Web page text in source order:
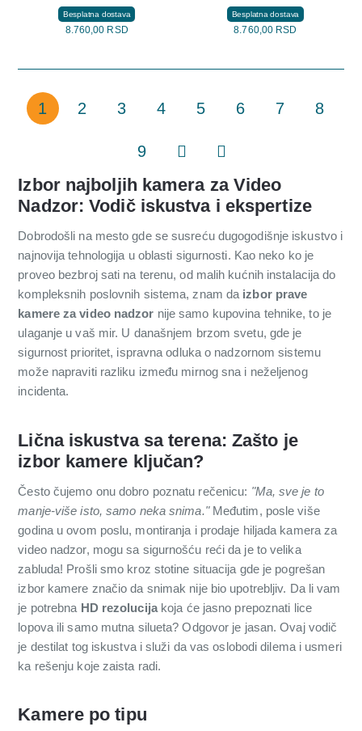
Besplatna dostava
8.760,00 RSD
Besplatna dostava
8.760,00 RSD
1 2 3 4 5 6 7 8
9
Izbor najboljih kamera za Video
Nadzor: Vodič iskustva i ekspertize
Dobrodošli na mesto gde se susreću dugogodišnje iskustvo i
najnovija tehnologija u oblasti sigurnosti. Kao neko ko je
proveo bezbroj sati na terenu, od malih kućnih instalacija do
kompleksnih poslovnih sistema, znam da izbor prave
kamere za video nadzor nije samo kupovina tehnike, to je
ulaganje u vaš mir. U današnjem brzom svetu, gde je
sigurnost prioritet, ispravna odluka o nadzornom sistemu
može napraviti razliku između mirnog sna i neželjenog
incidenta.
Lična iskustva sa terena: Zašto je
izbor kamere ključan?
Često čujemo onu dobro poznatu rečenicu: "Ma, sve je to
manje-više isto, samo neka snima."Međutim, posle više
godina u ovom poslu, montiranja i prodaje hiljada kamera za
video nadzor, mogu sa sigurnošću reći da je to velika
zabluda! Prošli smo kroz stotine situacija gde je pogrešan
izbor kamere značio da snimak nije bio upotrebljiv. Da li vam
je potrebna HD rezolucijakoja će jasno prepoznati lice
lopova ili samo mutna silueta? Odgovor je jasan. Ovaj vodič
je destilat tog iskustva i služi da vas oslobodi dilema i usmeri
ka rešenju koje zaista radi.
Kamere po tipu